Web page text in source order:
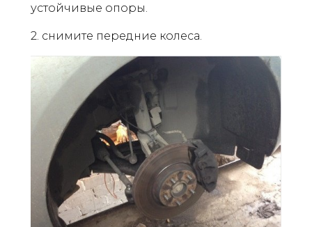
устойчивые опоры.
2. снимите передние колеса.